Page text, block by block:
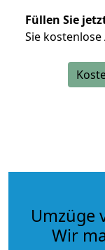
Füllen Sie
Sie
Umzüge
Wir